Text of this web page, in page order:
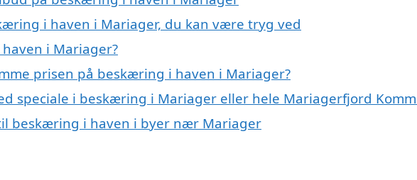
i haven i Mariager, du kan være tryg ved
i Mariager?
prisen på beskæring i haven i Mariager?
speciale i beskæring i Mariager eller hele Mariagerfjord
beskæring i haven i byer nær Mariager